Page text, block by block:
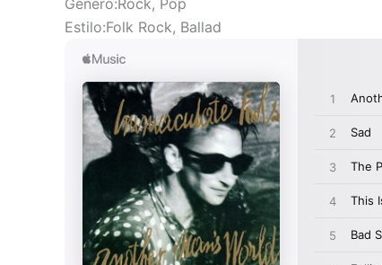
Género:Rock, Pop
Estilo:Folk Rock, Ballad